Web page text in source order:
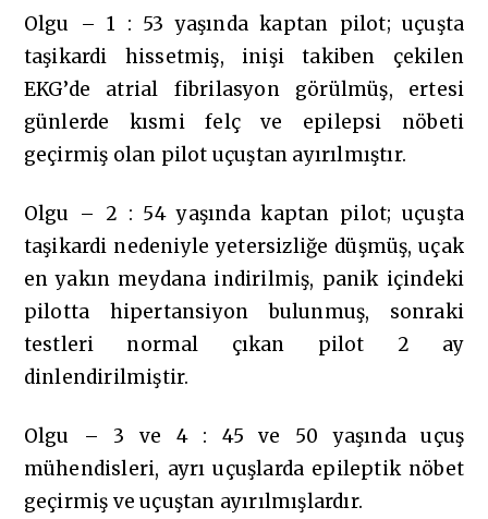
Olgu – 1 : 53 yaşında kaptan pilot; uçuşta
taşikardi hissetmiş, inişi takiben çekilen
EKG’de atrial fibrilasyon görülmüş, ertesi
günlerde kısmi felç ve epilepsi nöbeti
geçirmiş olan pilot uçuştan ayırılmıştır.
Olgu – 2 : 54 yaşında kaptan pilot; uçuşta
taşikardi nedeniyle yetersizliğe düşmüş, uçak
en yakın meydana indirilmiş, panik içindeki
pilotta hipertansiyon bulunmuş, sonraki
testleri normal çıkan pilot 2 ay
dinlendirilmiştir.
Olgu – 3 ve 4 : 45 ve 50 yaşında uçuş
mühendisleri, ayrı uçuşlarda epileptik nöbet
geçirmiş ve uçuştan ayırılmışlardır.